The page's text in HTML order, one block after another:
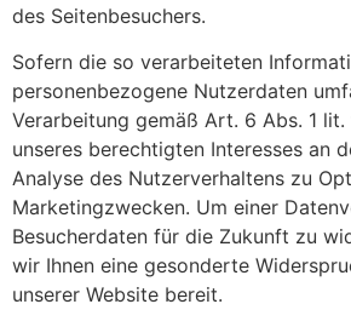
des Seitenbesuchers.
Sofern die so verarbeiteten
personenbezogene Nutzerdaten
Verarbeitung gemäß Art. 6 Abs. 1 lit.
unseres berechtigten Interesses an
Analyse des Nutzerverhaltens zu
Marketingzwecken. Um einer
Besucherdaten für die Zukunft zu
wir Ihnen eine gesonderte
unserer Website bereit.